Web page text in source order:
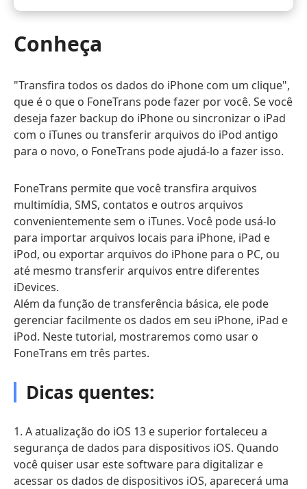
Conheça
"Transfira todos os dados do iPhone com um clique",
que é o que o FoneTrans pode fazer por você. Se você
deseja fazer backup do iPhone ou sincronizar o iPad
com o iTunes ou transferir arquivos do iPod antigo
para o novo, o FoneTrans pode ajudá-lo a fazer isso.
FoneTrans permite que você transfira arquivos
multimídia, SMS, contatos e outros arquivos
convenientemente sem o iTunes. Você pode usá-lo
para importar arquivos locais para iPhone, iPad e
iPod, ou exportar arquivos do iPhone para o PC, ou
até mesmo transferir arquivos entre diferentes
iDevices.
Além da função de transferência básica, ele pode
gerenciar facilmente os dados em seu iPhone, iPad e
iPod. Neste tutorial, mostraremos como usar o
FoneTrans em três partes.
Dicas quentes:
1. A atualização do iOS 13 e superior fortaleceu a
segurança de dados para dispositivos iOS. Quando
você quiser usar este software para digitalizar e
acessar os dados de dispositivos iOS, aparecerá uma